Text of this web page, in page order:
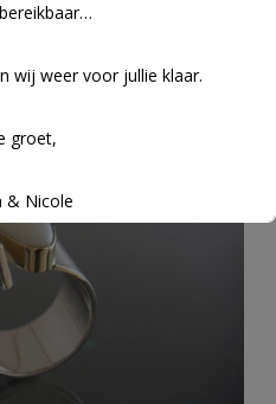
wij weer voor jullie klaar.
groet,
& Nicole